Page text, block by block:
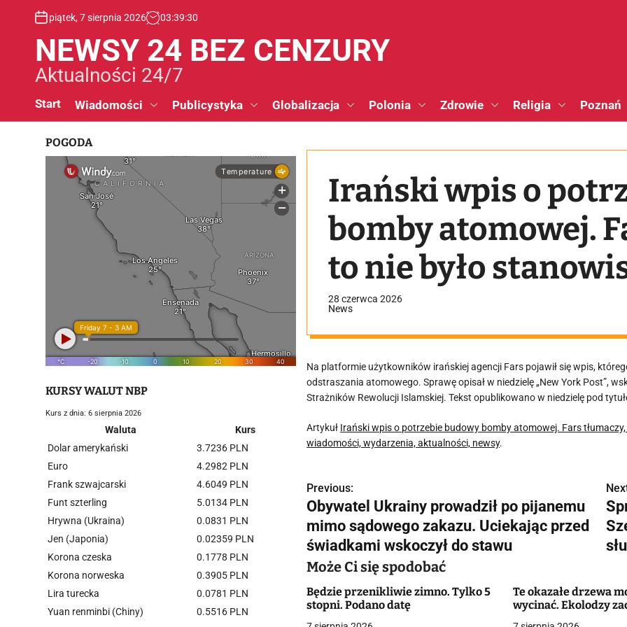
piątek, 7 sierpnia 2026 03:39:31
NEWSY 24 BEZ CENZURY
Aktualności 24/7
Start Wiadomości Publicystyka Globalizacja Polonia Zdrowie Religia Poznań
Irański wpis o
bomby atomowej.
to nie było
28 czerwca 2026
News
Na platformie użytkowników irańskiej agencji Fars pojawił się wpis,
odstraszania atomowego. Sprawę opisał w niedzielę „New York Post”,
Strażników Rewolucji Islamskiej. Tekst opublikowano w niedzielę pod
Artykuł Irański wpis o potrzebie budowy bomby atomowej. Fars
wiadomości, wydarzenia, aktualności, newsy.
N
a
w
i
g
Previous:
Obywatel Ukrainy prowadził po pijanemu
mimo sądowego zakazu. Uciekając przed
świadkami wskoczył do stawu
Może Ci się spodobać
Będzie przenikliwie zimno. Tylko 5
stopni. Podano datę
Te okazałe drzewa
wycinać. Ekolodzy
POGODA
KURSY WALUT NBP
Kurs z dnia: 6 sierpnia 2026
Waluta
Kurs
Dolar amerykański
3.7236 PLN
Euro
4.2982 PLN
Frank szwajcarski
4.6049 PLN
Funt szterling
5.0134 PLN
Hrywna (Ukraina)
0.0831 PLN
Jen (Japonia)
0.02359 PLN
Korona czeska
0.1778 PLN
Korona norweska
0.3905 PLN
Lira turecka
0.0781 PLN
Yuan renminbi (Chiny)
0.5516 PLN